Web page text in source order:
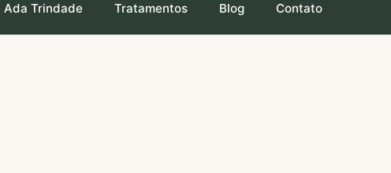
Ada Trindade Tratamentos Blog Contato